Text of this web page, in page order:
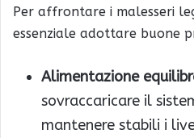
Per affrontare i malesseri
essenziale adottare buone
Alimentazione
sovraccaricare il
mantenere stabili i